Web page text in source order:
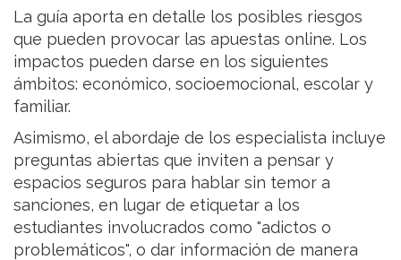
La guía aporta en detalle los posibles riesgos
que pueden provocar las apuestas online. Los
impactos pueden darse en los siguientes
ámbitos: económico, socioemocional, escolar y
familiar.
Asimismo, el abordaje de los especialista incluye
preguntas abiertas que inviten a pensar y
espacios seguros para hablar sin temor a
sanciones, en lugar de etiquetar a los
estudiantes involucrados como "adictos o
problemáticos", o dar información de manera